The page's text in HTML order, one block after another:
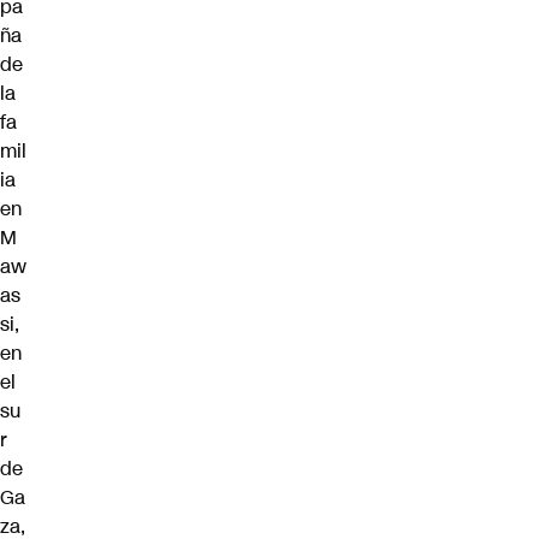
pa
ña
de
la
fa
mil
ia
en
M
aw
as
si,
en
el
su
r
de
Ga
za,